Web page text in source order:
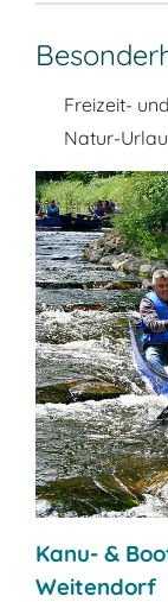
Freizeit-
Natur-
Kanu- &
Weitendorf